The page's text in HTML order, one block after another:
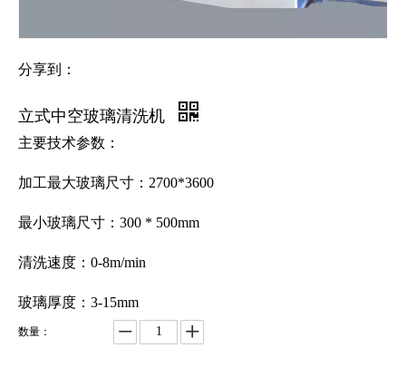
分享到：
立式中空玻璃清洗机
主要技术参数：
加工最大玻璃尺寸：2700*3600
最小玻璃尺寸：300 * 500mm
清洗速度：0-8m/min
玻璃厚度：3-15mm
数量：